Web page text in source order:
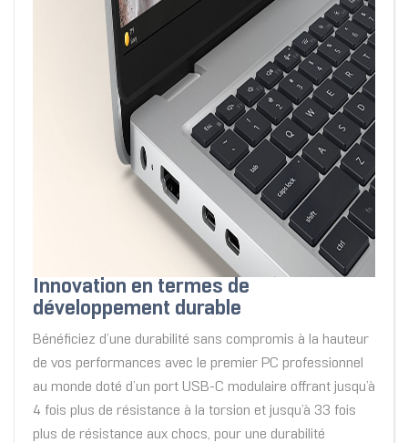
Innovation en termes de
développement durable
Bénéficiez d’une durabilité sans compromis à la hauteur
de vos performances avec le premier PC professionnel
au monde doté d’un port USB-C modulaire offrant jusqu’à
4 fois plus de résistance à la torsion et jusqu’à 33 fois
plus de résistance aux chocs, pour une durabilité